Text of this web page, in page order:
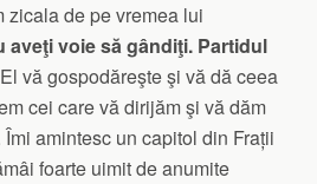
zicala de pe vremea lui
aveţi voie să gândiţi. Partidul
El vă gospodăreşte şi vă dă ceea
cei care vă dirijăm şi vă dăm
amintesc un capitol din Frații
foarte uimit de anumite